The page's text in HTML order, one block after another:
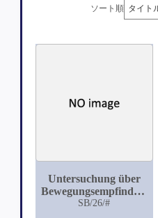
ソート順
Untersuchung über
Bewegungsempfindungen
beim Beugen des
SB/26/#